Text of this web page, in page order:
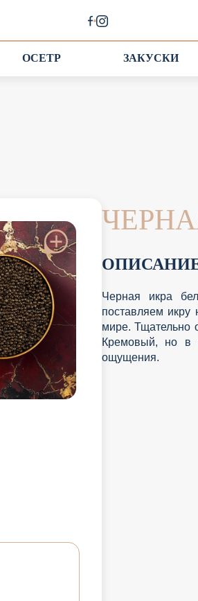
ОСЕТР ЗАКУСКИ
Черная икра
поставляем икру
мире. Тщательно
Кремовый, но в
ощущения.